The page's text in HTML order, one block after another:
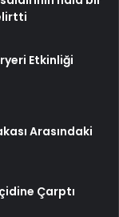
Etkinliği
Arasındaki
Çarptı